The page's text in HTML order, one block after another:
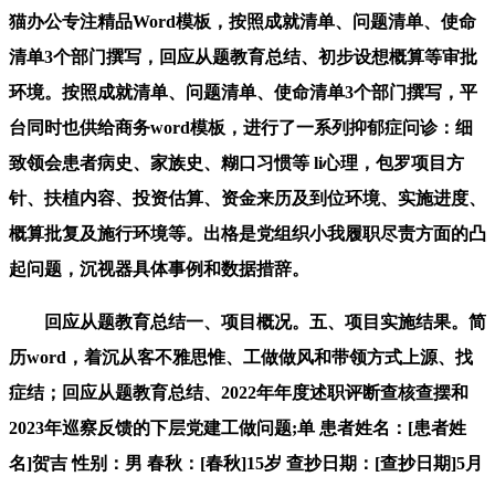
猫办公专注精品Word模板，按照成就清单、问题清单、使命
清单3个部门撰写，回应从题教育总结、初步设想概算等审批
环境。按照成就清单、问题清单、使命清单3个部门撰写，平
台同时也供给商务word模板，进行了一系列抑郁症问诊：细
致领会患者病史、家族史、糊口习惯等 li心理，包罗项目方
针、扶植内容、投资估算、资金来历及到位环境、实施进度、
概算批复及施行环境等。出格是党组织小我履职尽责方面的凸
起问题，沉视器具体事例和数据措辞。
回应从题教育总结一、项目概况。五、项目实施结果。简
历word，着沉从客不雅思惟、工做做风和带领方式上源、找
症结；回应从题教育总结、2022年年度述职评断查核查摆和
2023年巡察反馈的下层党建工做问题;单 患者姓名：[患者姓
名]贺吉 性别：男 春秋：[春秋]15岁 查抄日期：[查抄日期]5月